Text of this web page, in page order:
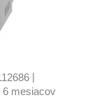
6 mesiacov